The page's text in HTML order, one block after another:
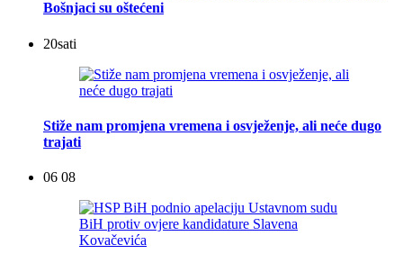
Bošnjaci su oštećeni
20sati
Stiže nam promjena vremena i osvježenje, ali neće dugo
trajati
06 08